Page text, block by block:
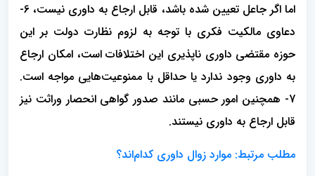
اما اگر جاعل تعیین شده باشد، قابل ارجاع به داوری نیست، 6-
دعاوی مالکیت فکری با توجه به لزوم نظارت دولت بر این
حوزه مقتضی داوری ناپذیری این اختلافات است، امکان ارجاع
به داوری وجود ندارد یا حداقل با ممنوعیت‌هایی مواجه است.
7- همچنین امور حسبی مانند صدور گواهی انحصار وراثت نیز
قابل ارجاع به داوری نیستند.
مطلب مرتبط: موارد زوال داوری کدام‌اند؟